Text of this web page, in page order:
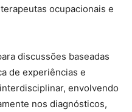
ocupacionais e
discussões baseadas
de experiências e
envolvendo
nos diagnósticos,